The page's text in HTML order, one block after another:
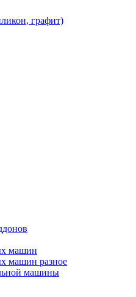
графит)
машин
машин разное
машины